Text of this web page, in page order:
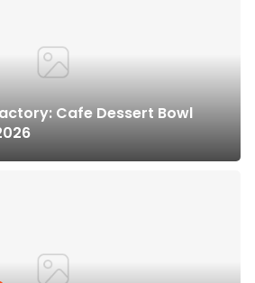
Cafe Dessert Bowl